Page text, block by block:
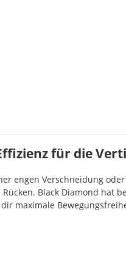
für die
engen Verschneidung
Black Diamond hat
maximale